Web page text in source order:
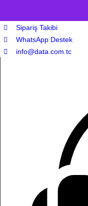
Sipariş Takibi
WhatsApp Destek
info@data.com.tc